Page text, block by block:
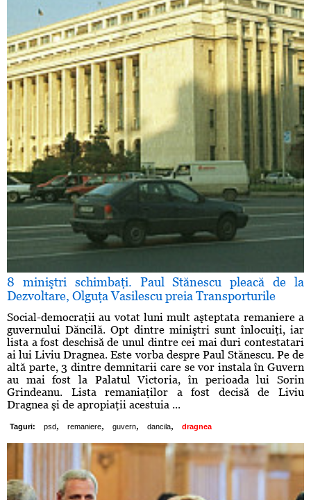
8 miniştri schimbaţi. Paul Stănescu pleacă de la
Dezvoltare, Olguţa Vasilescu preia Transporturile
Social-democraţii au votat luni mult aşteptata remaniere a
guvernului Dăncilă. Opt dintre miniştri sunt înlocuiţi, iar
lista a fost deschisă de unul dintre cei mai duri contestatari
ai lui Liviu Dragnea. Este vorba despre Paul Stănescu. Pe de
altă parte, 3 dintre demnitarii care se vor instala în Guvern
au mai fost la Palatul Victoria, în perioada lui Sorin
Grindeanu. Lista remaniaţilor a fost decisă de Liviu
Dragnea şi de apropiaţii acestuia ...
Taguri: psd, remaniere, guvern, dancila, dragnea